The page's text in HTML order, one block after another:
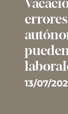
13/07/